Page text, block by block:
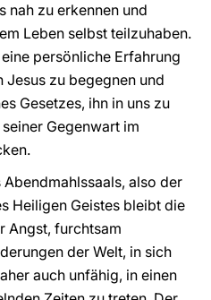
nah zu erkennen und
Leben selbst teilzuhaben.
persönliche Erfahrung
Jesus zu begegnen und
Gesetzes, ihn in uns zu
Gegenwart im
also der
Heiligen Geistes bleibt die
Angst, furchtsam
der Welt, in sich
auch unfähig, in einen